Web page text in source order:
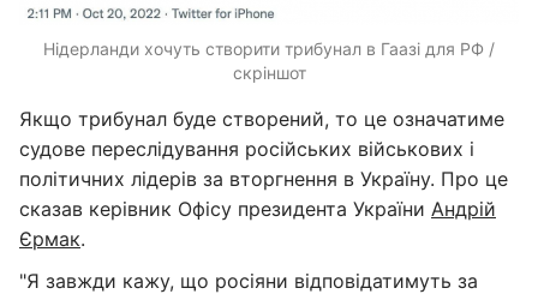
Нідерланди хочуть створити трибунал в Гаазі для РФ /
скріншот
Якщо трибунал буде створений, то це означатиме
судове переслідування російських військових і
політичних лідерів за вторгнення в Україну. Про це
сказав керівник Офісу президента України Андрій
Єрмак.
"Я завжди кажу, що росіяни відповідатимуть за